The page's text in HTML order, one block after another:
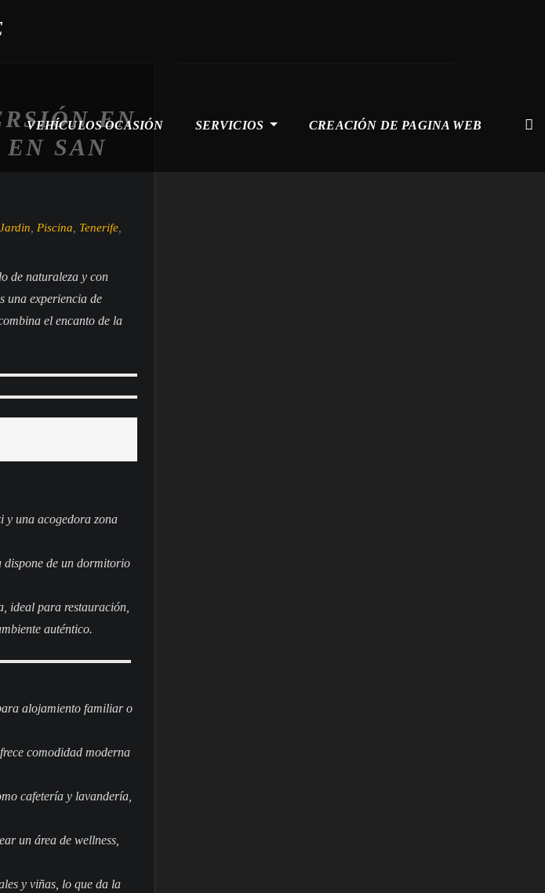
VEHÍCULOS OCASIÓN SERVICIOS CREACIÓN DE PAGINA WEB
EN
SAN
Jardin Piscina Tenerife
de naturaleza y con
una experiencia de
el encanto de la
y una acogedora zona
dispone de un dormitorio
ideal para restauración,
auténtico.
alojamiento familiar o
comodidad moderna
cafetería y lavandería,
un área de wellness,
y viñas, lo que da la